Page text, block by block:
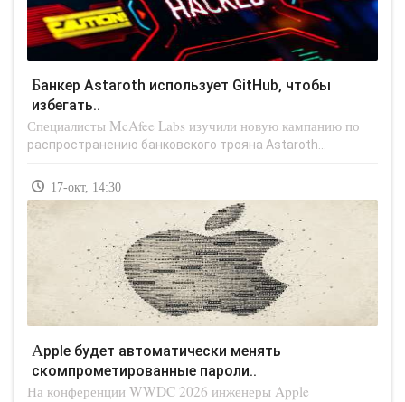
Банкер Astaroth использует GitHub, чтобы
избегать..
Специалисты McAfee Labs изучили новую кампанию по
распространению банковского трояна Astaroth...
17-окт, 14:30
Apple будет автоматически менять
скомпрометированные пароли..
На конференции WWDC 2026 инженеры Apple